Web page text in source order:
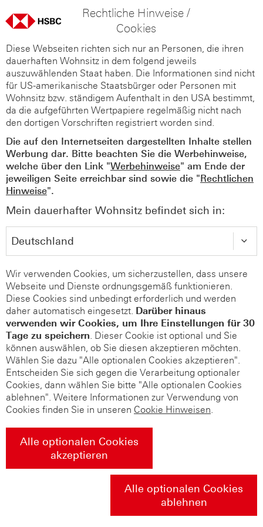
Rechtliche Hinweise /
Cookies
Diese Webseiten richten sich nur an Personen, die ihren
dauerhaften Wohnsitz in dem folgend jeweils
auszuwählenden Staat haben. Die Informationen sind nicht
für US-amerikanische Staatsbürger oder Personen mit
Wohnsitz bzw. ständigem Aufenthalt in den USA bestimmt,
da die aufgeführten Wertpapiere regelmäßig nicht nach
den dortigen Vorschriften registriert worden sind.
Die auf den Internetseiten dargestellten Inhalte stellen
Werbung dar. Bitte beachten Sie die Werbehinweise,
welche über den Link "Werbehinweise" am Ende der
jeweiligen Seite erreichbar sind sowie die "Rechtlichen
Hinweise".
Mein dauerhafter Wohnsitz befindet sich in:
Wir verwenden Cookies, um sicherzustellen, dass unsere
Webseite und Dienste ordnungsgemäß funktionieren.
Diese Cookies sind unbedingt erforderlich und werden
daher automatisch eingesetzt. Darüber hinaus
verwenden wir Cookies, um Ihre Einstellungen für 30
Tage zu speichern. Dieser Cookie ist optional und Sie
können auswählen, ob Sie diesen akzeptieren möchten.
Wählen Sie dazu "Alle optionalen Cookies akzeptieren".
Entscheiden Sie sich gegen die Verarbeitung optionaler
Cookies, dann wählen Sie bitte "Alle optionalen Cookies
ablehnen". Weitere Informationen zur Verwendung von
Cookies finden Sie in unseren Cookie Hinweisen.
Alle optionalen Cookies
akzeptieren
Alle optionalen Cookies
ablehnen